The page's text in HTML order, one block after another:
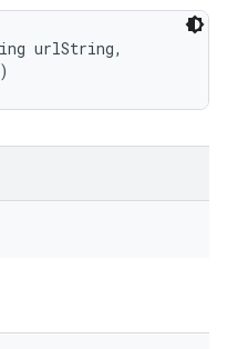
urlString,